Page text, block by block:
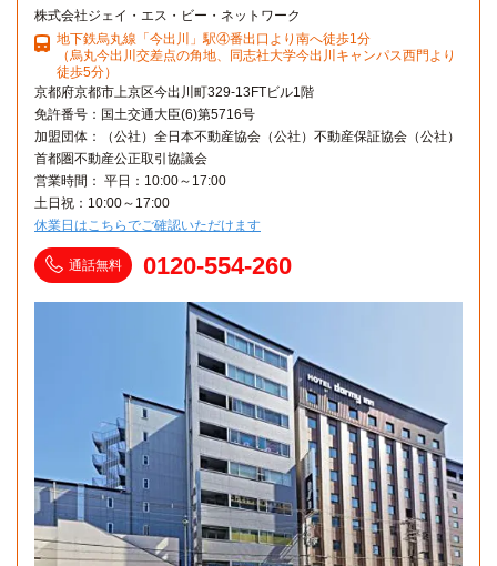
株式会社ジェイ・エス・ビー・ネットワーク
地下鉄烏丸線「今出川」駅④番出口より南へ徒歩1分
（烏丸今出川交差点の角地、同志社大学今出川キャンパス西門より
徒歩5分）
京都府京都市上京区今出川町329-13FTビル1階
免許番号：国土交通大臣(6)第5716号
加盟団体：（公社）全日本不動産協会（公社）不動産保証協会（公社）
首都圏不動産公正取引協議会
営業時間： 平日：10:00～17:00
土日祝：10:00～17:00
休業日はこちらでご確認いただけます
通話無料 0120-554-260